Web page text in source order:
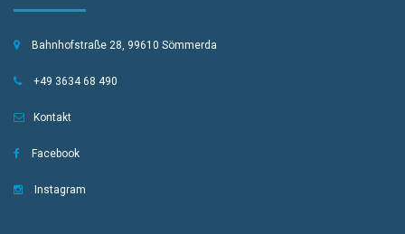
Bahnhofstraße 28, 99610 Sömmerda
+49 3634 68 490
Kontakt
Facebook
Instagram